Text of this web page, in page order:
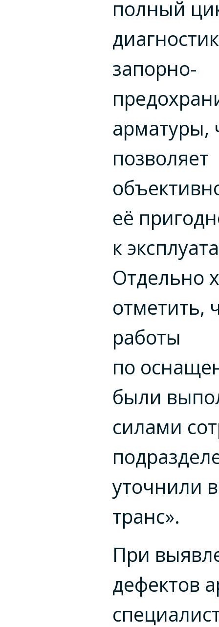
полный
запорно-
арматуры,
позволяет
её
к
Отдельно
отметить,
работы
по
были
силами
уточнили
транс».
При
дефектов